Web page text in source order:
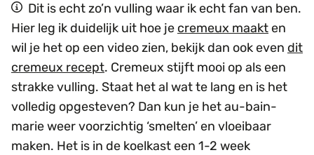
Dit is echt zo’n vulling waar ik echt fan van ben.
Hier leg ik duidelijk uit hoe je cremeux maakten
wil je het op een video zien, bekijk dan ook even dit
cremeux recept. Cremeux stijft mooi op als een
strakke vulling. Staat het al wat te lang en is het
volledig opgesteven? Dan kun je het au-bain-
marie weer voorzichtig ‘smelten’ en vloeibaar
maken. Het is in de koelkast een 1-2 week